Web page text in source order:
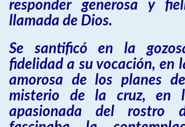
responder generosa y
llamada de Dios.
Se santificó en la
fidelidad a su vocación, en
amorosa de los planes
misterio de la cruz, en
apasionada del rostro